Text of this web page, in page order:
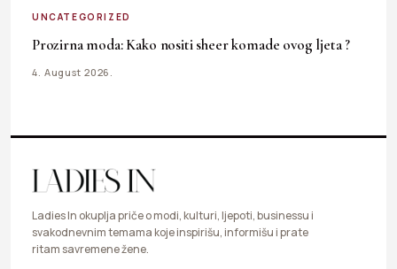
UNCATEGORIZED
Prozirna moda: Kako nositi sheer komade ovog ljeta ?
4. August 2026.
Ladies In okuplja priče o modi, kulturi, ljepoti, businessu i
svakodnevnim temama koje inspirišu, informišu i prate
ritam savremene žene.